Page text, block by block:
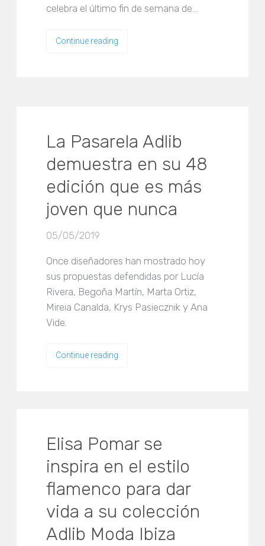
celebra el último fin de semana de…
Continue reading
La Pasarela Adlib
demuestra en su 48
edición que es más
joven que nunca
05/05/2019
Once diseñadores han mostrado hoy
sus propuestas defendidas por Lucía
Rivera, Begoña Martín, Marta Ortiz,
Mireia Canalda, Krys Pasiecznik y Ana
Vide.
Continue reading
Elisa Pomar se
inspira en el estilo
flamenco para dar
vida a su colección
Adlib Moda Ibiza